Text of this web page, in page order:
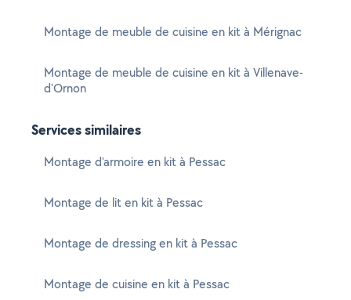
Montage de meuble de cuisine en kit à Mérignac
Montage de meuble de cuisine en kit à Villenave-
d'Ornon
Services similaires
Montage d'armoire en kit à Pessac
Montage de lit en kit à Pessac
Montage de dressing en kit à Pessac
Montage de cuisine en kit à Pessac